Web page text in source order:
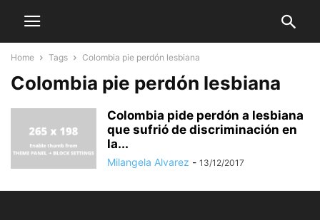
Home Tags Colombia pie perdón lesbiana
Colombia pie perdón lesbiana
Colombia pide perdón a lesbiana
que sufrió de discriminación en
la...
Milangela Alvarez - 13/12/2017